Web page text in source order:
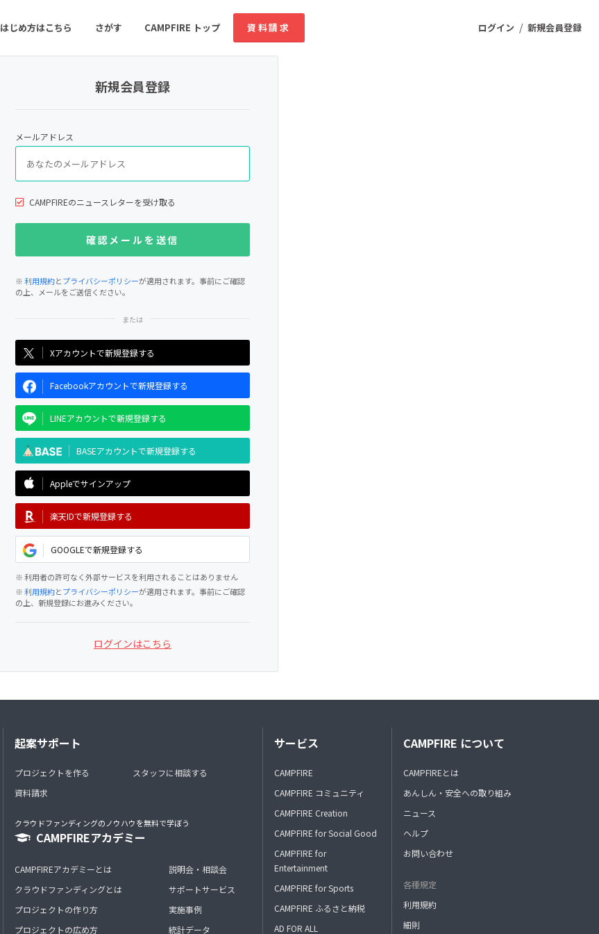
ログイン / 新規会員登録
はじめ方はこちら さがす CAMPFIRE トップ 資料請求
ゲーム・サービス開発
書籍・雑誌出版 アニメ・漫画
ソーシャルグッド ビューティー・ヘルスケア
新規会員登録
メールアドレス
CAMPFIREのニュースレターを受け取る
※利用規約とプライバシーポリシーが適用されます。事前にご確認
の上、メールをご送信ください。
Xアカウントで新規登録する
Facebookアカウントで新規登録する
LINEアカウントで新規登録する
BASEアカウントで新規登録する
Appleでサインアップ
楽天IDで新規登録する
GOOGLEで新規登録する
※ 利用者の許可なく外部サービスを利用されることはありません
※利用規約とプライバシーポリシーが適用されます。事前にご確認
の上、新規登録にお進みください。
ログインはこちら
起案サポート
プロジェクトを作る
資料請求
スタッフに相談する
クラウドファンディングのノウハウを無料で学ぼう
CAMPFIREアカデミー
CAMPFIREアカデミーとは
クラウドファンディングとは
プロジェクトの作り方
プロジェクトの広め方
説明会・相談会
サポートサービス
実施事例
統計データ
サービス
CAMPFIRE
CAMPFIRE コミュニティ
CAMPFIRE Creation
CAMPFIRE for Social Good
CAMPFIRE for
Entertainment
CAMPFIRE for Sports
CAMPFIRE ふるさと納税
AD FOR ALL
CAMPFIRE について
CAMPFIREとは
あんしん・安全への取り組み
ニュース
ヘルプ
お問い合わせ
各種規定
利用規約
細則